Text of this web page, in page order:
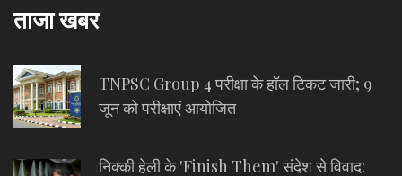
ताजा खबर
TNPSC Group 4 परीक्षा के हॉल टिकट जारी; 9
जून को परीक्षाएं आयोजित
निक्की हेली के 'Finish Them' संदेश से विवाद: